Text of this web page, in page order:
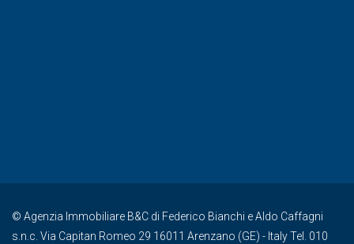
© Agenzia Immobiliare B&C di Federico Bianchi e Aldo Caffagni
s.n.c. Via Capitan Romeo 29 16011 Arenzano (GE) - Italy Tel. 010